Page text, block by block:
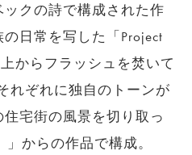
クの詩で構成された作
日常を写した「Project
からフラッシュを焚いて
れぞれに独自のトーンが
宅街の風景を切り取っ
からの作品で構成。